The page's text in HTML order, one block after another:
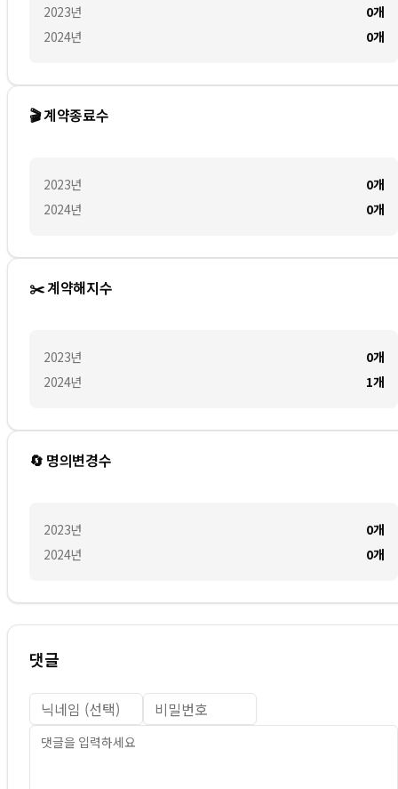
2023년
2024년
0개
0개
🎬 계약종료수
2023년
2024년
0개
0개
✂️ 계약해지수
2023년
2024년
0개
1개
🔄 명의변경수
2023년
2024년
0개
0개
댓글